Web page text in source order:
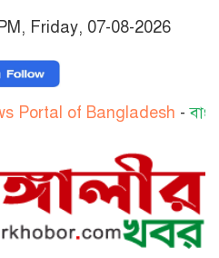
Friday, 07-08-2026
of Bangladesh -